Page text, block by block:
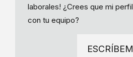
laborales! ¿Crees que mi
con tu equipo?